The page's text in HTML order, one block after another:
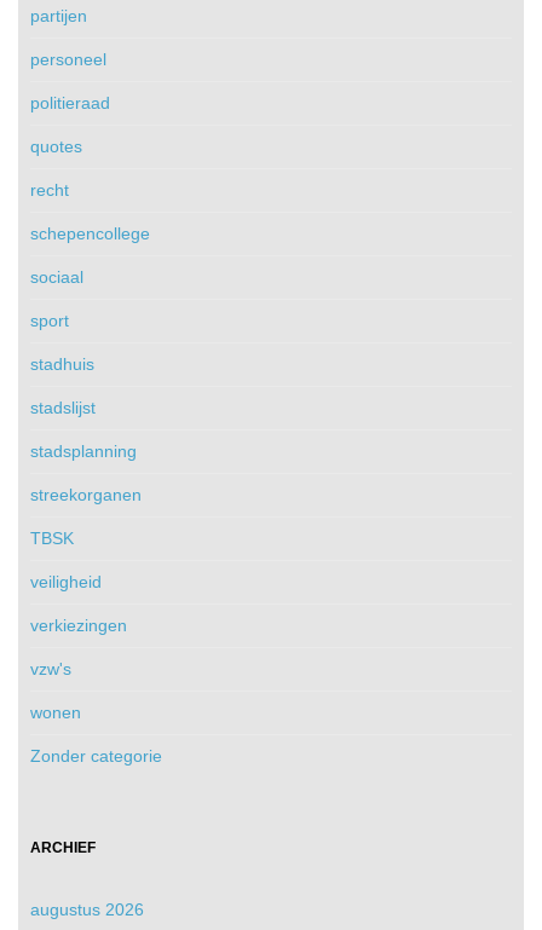
partijen
personeel
politieraad
quotes
recht
schepencollege
sociaal
sport
stadhuis
stadslijst
stadsplanning
streekorganen
TBSK
veiligheid
verkiezingen
vzw's
wonen
Zonder categorie
ARCHIEF
augustus 2026